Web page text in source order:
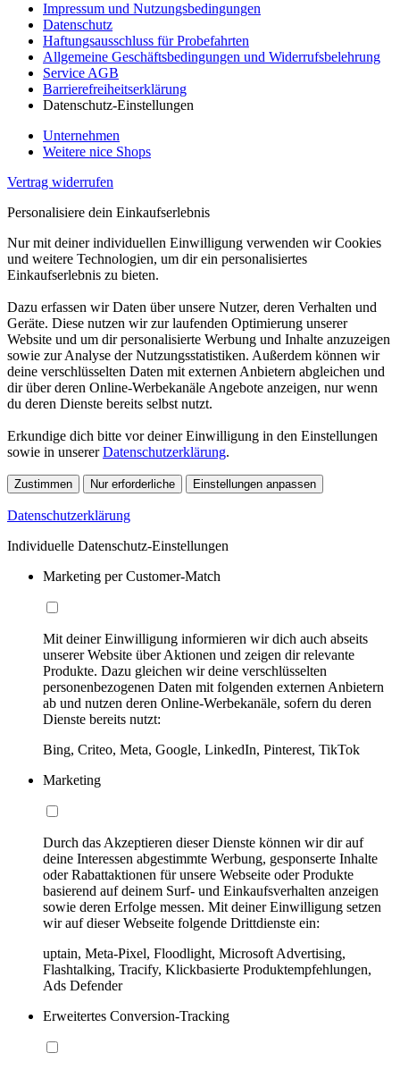
Impressum und Nutzungsbedingungen
Datenschutz
Haftungsausschluss für Probefahrten
Allgemeine Geschäftsbedingungen und Widerrufsbelehrung
Service AGB
Barrierefreiheitserklärung
Datenschutz-Einstellungen
Unternehmen
Weitere nice Shops
Vertrag widerrufen
Personalisiere dein Einkaufserlebnis
Nur mit deiner individuellen Einwilligung verwenden wir Cookies
und weitere Technologien, um dir ein personalisiertes
Einkaufserlebnis zu bieten.
Dazu erfassen wir Daten über unsere Nutzer, deren Verhalten und
Geräte. Diese nutzen wir zur laufenden Optimierung unserer
Website und um dir personalisierte Werbung und Inhalte anzuzeigen
sowie zur Analyse der Nutzungsstatistiken. Außerdem können wir
deine verschlüsselten Daten mit externen Anbietern abgleichen und
dir über deren Online-Werbekanäle Angebote anzeigen, nur wenn
du deren Dienste bereits selbst nutzt.
Erkundige dich bitte vor deiner Einwilligung in den Einstellungen
sowie in unsererDatenschutzerklärung.
Zustimmen Nur erforderliche Einstellungen anpassen
Datenschutzerklärung
Individuelle Datenschutz-Einstellungen
Marketing per Customer-Match
Mit deiner Einwilligung informieren wir dich auch abseits
unserer Website über Aktionen und zeigen dir relevante
Produkte. Dazu gleichen wir deine verschlüsselten
personenbezogenen Daten mit folgenden externen Anbietern
ab und nutzen deren Online-Werbekanäle, sofern du deren
Dienste bereits nutzt:
Bing, Criteo, Meta, Google, LinkedIn, Pinterest, TikTok
Marketing
Durch das Akzeptieren dieser Dienste können wir dir auf
deine Interessen abgestimmte Werbung, gesponserte Inhalte
oder Rabattaktionen für unsere Webseite oder Produkte
basierend auf deinem Surf- und Einkaufsverhalten anzeigen
sowie deren Erfolge messen. Mit deiner Einwilligung setzen
wir auf dieser Webseite folgende Drittdienste ein:
uptain, Meta-Pixel, Floodlight, Microsoft Advertising,
Flashtalking, Tracify, Klickbasierte Produktempfehlungen,
Ads Defender
Erweitertes Conversion-Tracking